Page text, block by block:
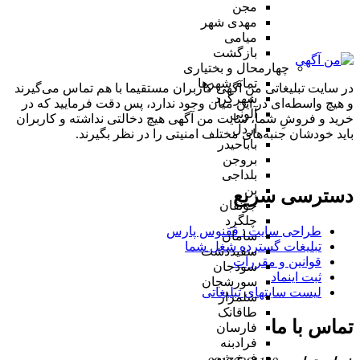
مجن
مهدی شهر
میامی
بازگشت
چهارمحال و بختیاری
تمام شهر‌ها
شهرکرد
آلونی
اردل
باباحیدر
بروجن
بلداجی
بن
جونقان
چلگرد
سامان
سفیددشت
سودجان
سورشجان
شلمزار
طاقانک
فارسان
فرادبنه
در سایت تبلیغاتی من آگهی کاربران مستقیما با هم تماس می‌گیرند
و هیچ واسطه‌ای در این میان وجود ندارد، پس دقت فرمایید که در
خرید و فروشِ شما، سایت من آگهی هیچ دخالتی نداشته و کاربران
باید خودشان جنبه‌های مختلف امنیتی را در نظر بگیرند.
دسترسی سریع
طراحی سایت :‌ ققنوس پارس
تبلیغات گسترده شغل شما
قوانین و مقررات
ثبت اینماد
لیست سایتهای تبلیغاتی
تماس با ما